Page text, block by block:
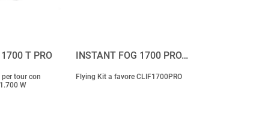
T PRO
tour con
W
INSTANT FOG 1700 PRO…
Flying Kit a favore CLIF1700PRO